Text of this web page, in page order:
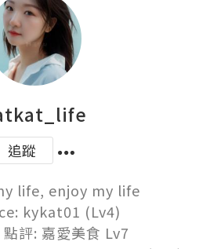
追蹤
life, enjoy my life
kykat01 (Lv4)
評: 嘉愛美食 Lv7